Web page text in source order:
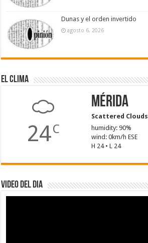
Dunas y el orden invertido
agosto 6, 2026
El Clima
24C
Mérida
Scattered Clouds
humidity: 90%
wind: 0km/h ESE
H 24 • L 24
Video del dia